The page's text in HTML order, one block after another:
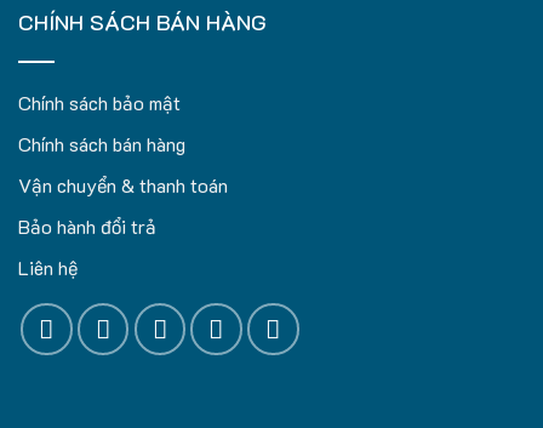
CHÍNH SÁCH BÁN HÀNG
Chính sách bảo mật
Chính sách bán hàng
Vận chuyển & thanh toán
Bảo hành đổi trả
Liên hệ